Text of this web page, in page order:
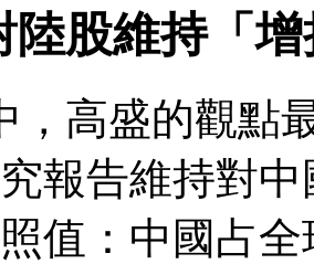
陸股維持「
，高盛的觀點
報告維持對
值：中國占